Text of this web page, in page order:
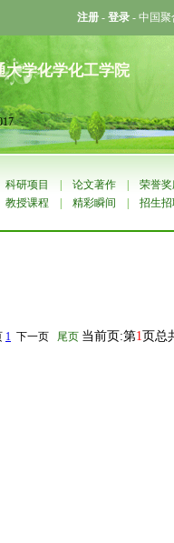
注册 - 登录 - 中国聚
大学化学化工学院
科研项目 论文著作 荣誉
教授课程 精彩瞬间 招生
1 下一页 尾页 当前页:第1页总